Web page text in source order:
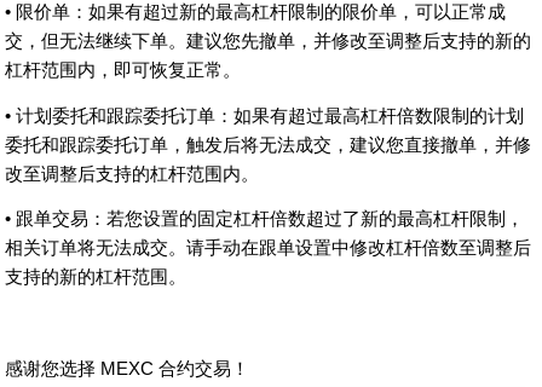
• 限价单：如果有超过新的最高杠杆限制的限价单，可以正常成
交，但无法继续下单。建议您先撤单，并修改至调整后支持的新的
杠杆范围内，即可恢复正常。
• 计划委托和跟踪委托订单：如果有超过最高杠杆倍数限制的计划
委托和跟踪委托订单，触发后将无法成交，建议您直接撤单，并修
改至调整后支持的杠杆范围内。
• 跟单交易：若您设置的固定杠杆倍数超过了新的最高杠杆限制，
相关订单将无法成交。请手动在跟单设置中修改杠杆倍数至调整后
支持的新的杠杆范围。
感谢您选择 MEXC 合约交易！